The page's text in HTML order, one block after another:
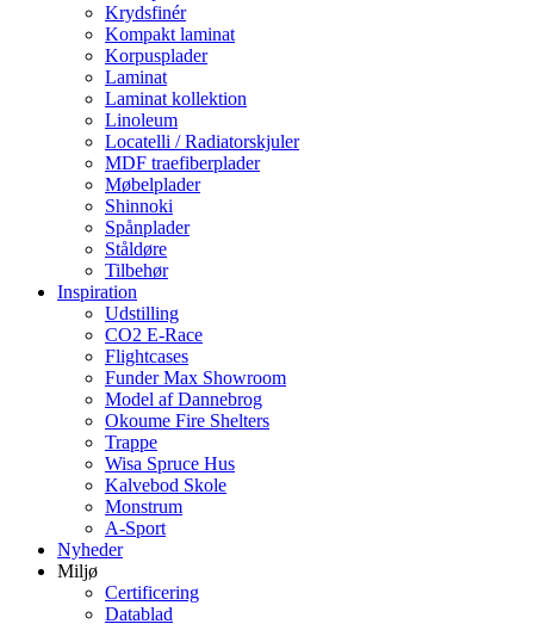
Krydsfinér
Kompakt laminat
Korpusplader
Laminat
Laminat kollektion
Linoleum
Locatelli / Radiatorskjuler
MDF traefiberplader
Møbelplader
Shinnoki
Spånplader
Ståldøre
Tilbehør
Inspiration
Udstilling
CO2 E-Race
Flightcases
Funder Max Showroom
Model af Dannebrog
Okoume Fire Shelters
Trappe
Wisa Spruce Hus
Kalvebod Skole
Monstrum
A-Sport
Nyheder
Miljø
Certificering
Datablad